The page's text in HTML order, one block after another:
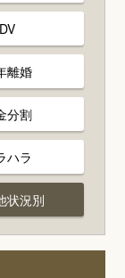
DV
離婚
分割
ハラ
状況別